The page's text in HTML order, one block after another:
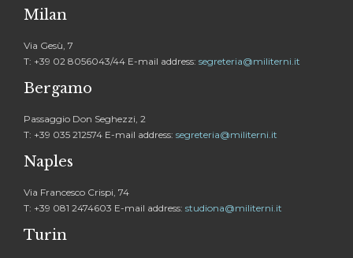
Milan
Via Gesù, 7
T: +39 02 8056043/44 E-mail address: segreteria@militerni.it
Bergamo
Passaggio Don Seghezzi, 2
T: +39 035 212574 E-mail address: segreteria@militerni.it
Naples
Via Francesco Crispi, 74
T: +39 081 2474603 E-mail address: studiona@militerni.it
Turin